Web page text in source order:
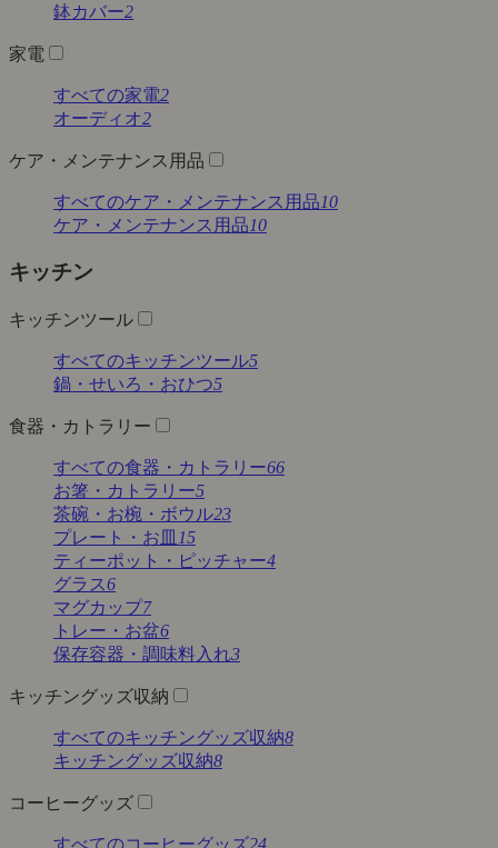
鉢カバー2
家電
すべての家電2
オーディオ2
ケア・メンテナンス用品
すべてのケア・メンテナンス用品10
ケア・メンテナンス用品10
キッチン
キッチンツール
すべてのキッチンツール5
鍋・せいろ・おひつ5
食器・カトラリー
すべての食器・カトラリー66
お箸・カトラリー5
茶碗・お椀・ボウル23
プレート・お皿 15
ティーポット・ピッチャー4
グラス6
マグカップ7
トレー・お盆6
保存容器・調味料入れ3
キッチングッズ収納
すべてのキッチングッズ収納8
キッチングッズ収納8
コーヒーグッズ
すべてのコーヒーグッズ24